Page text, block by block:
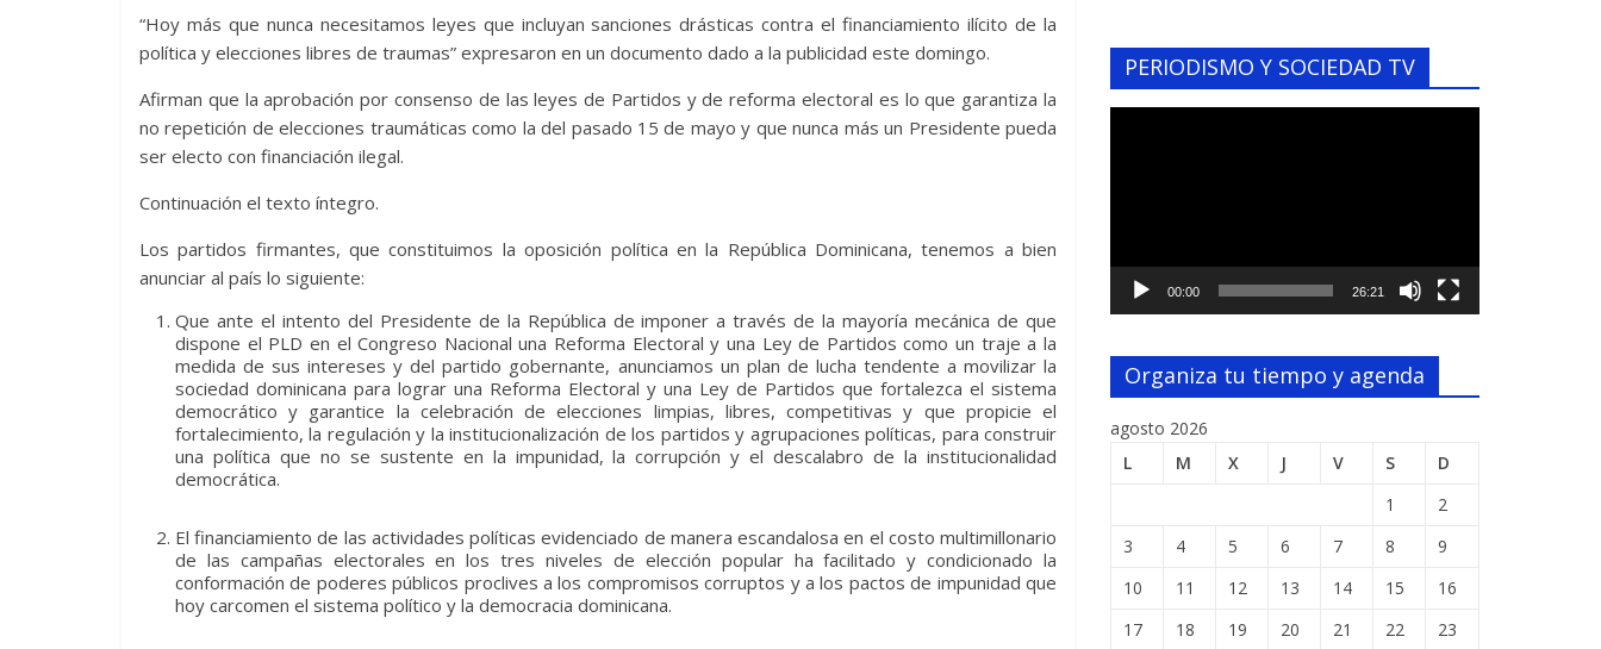
“Hoy más que nunca necesitamos leyes que incluyan sanciones drásticas contra el financiamiento ilícito de la
política y elecciones libres de traumas” expresaron en un documento dado a la publicidad este domingo.
Afirman que la aprobación por consenso de las leyes de Partidos y de reforma electoral es lo que garantiza la
no repetición de elecciones traumáticas como la del pasado 15 de mayo y que nunca más un Presidente pueda
ser electo con financiación ilegal.
Continuación el texto íntegro.
Los partidos firmantes, que constituimos la oposición política en la República Dominicana, tenemos a bien
anunciar al país lo siguiente:
Que ante el intento del Presidente de la República de imponer a través de la mayoría mecánica de que
dispone el PLD en el Congreso Nacional una Reforma Electoral y una Ley de Partidos como un traje a la
medida de sus intereses y del partido gobernante, anunciamos un plan de lucha tendente a movilizar la
sociedad dominicana para lograr una Reforma Electoral y una Ley de Partidos que fortalezca el sistema
democrático y garantice la celebración de elecciones limpias, libres, competitivas y que propicie el
fortalecimiento, la regulación y la institucionalización de los partidos y agrupaciones políticas, para construir
una política que no se sustente en la impunidad, la corrupción y el descalabro de la institucionalidad
democrática.
El financiamiento de las actividades políticas evidenciado de manera escandalosa en el costo multimillonario
de las campañas electorales en los tres niveles de elección popular ha facilitado y condicionado la
conformación de poderes públicos proclives a los compromisos corruptos y a los pactos de impunidad que
hoy carcomen el sistema político y la democracia dominicana.
PERIODISMO Y SOCIEDAD TV
00:00 26:21
Organiza tu tiempo y agenda
agosto 2026
L
M X J V S
D
1
2
3
4 5 6 7 8
9
10
11 12 13 14 15
16
17
18 19 20 21 22
23